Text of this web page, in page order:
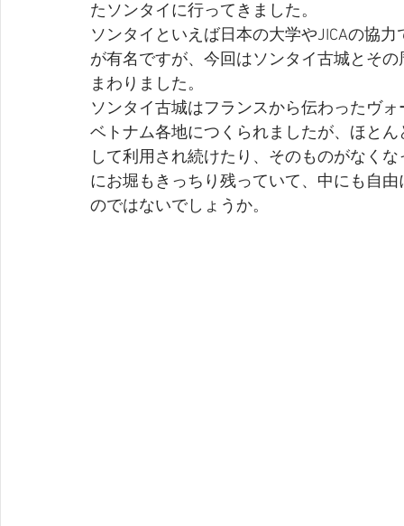
たソンタイに行ってきました。
ソンタイといえば日本の大学やJICAの協
が有名ですが、今回はソンタイ古城とそ
まわりました。
ソンタイ古城はフランスから伝わったヴ
ベトナム各地につくられましたが、ほと
して利用され続けたり、そのものがなく
にお堀もきっちり残っていて、中にも自
のではないでしょうか。